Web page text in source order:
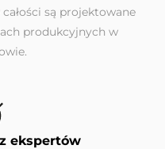
są projektowane
produkcyjnych w
ekspertów